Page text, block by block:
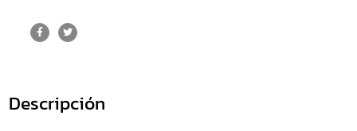
Descripción